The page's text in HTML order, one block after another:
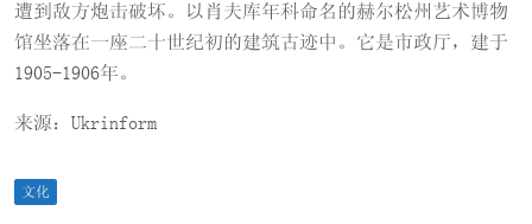
遭到敌方炮击破坏。以肖夫库年科命名的赫尔松州艺术博物
馆坐落在一座二十世纪初的建筑古迹中。它是市政厅，建于
1905-1906年。
来源：Ukrinform
文化